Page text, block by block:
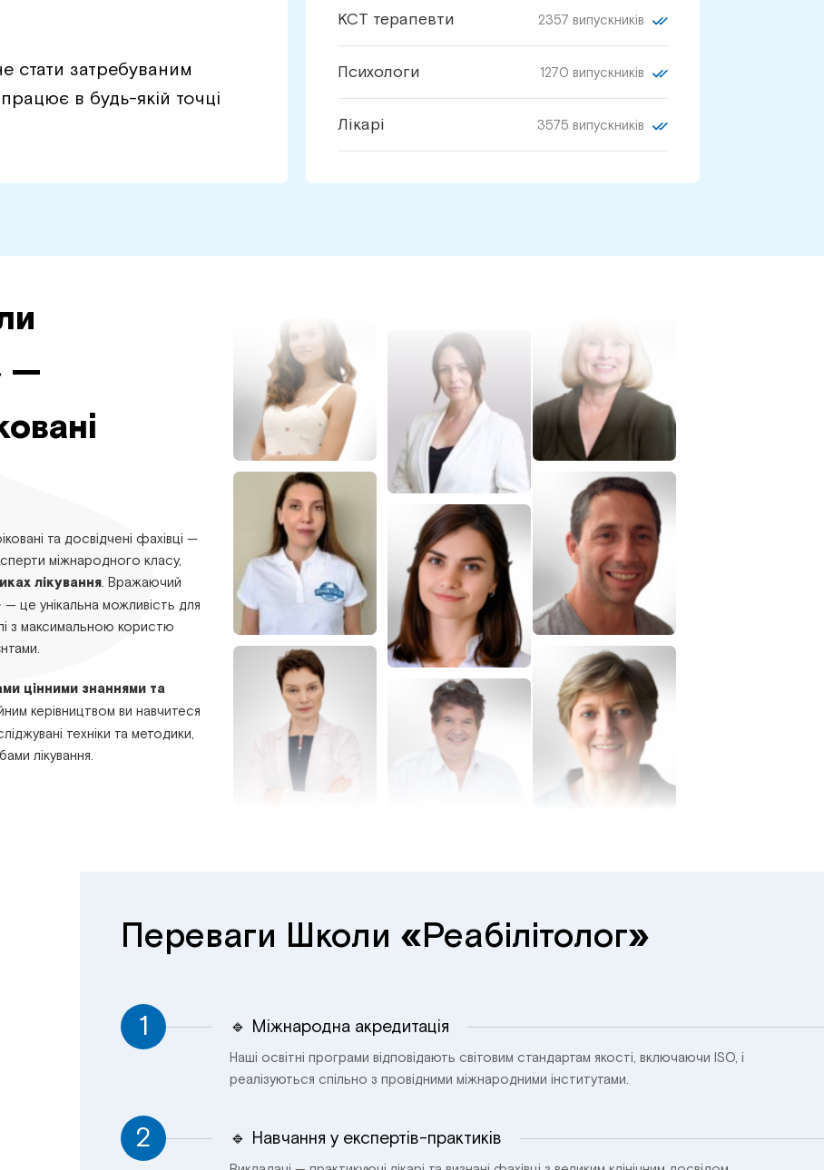
стати затребуваним
в будь-якій точці
КСТ терапевти 2357 випускників
Психологи 1270 випускників
Лікарі 3575 випускників
—
та досвідчені фахівці —
міжнародного класу,
лікування. Вражаючий
— це унікальна можливість для
з максимальною користю
цінними знаннями та
керівництвом ви навчитеся
техніки та методики,
лікування.
Переваги Школи «Реабілітолог»
1 🔹 Міжнародна акредитація
Наші освітні програми відповідають світовим стандартам якості, включаючи ISO, і
реалізуються спільно з провідними міжнародними інститутами.
2 🔹 Навчання у експертів-практиків